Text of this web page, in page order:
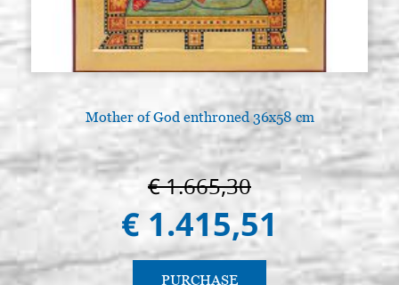
Mother of God enthroned 36x58 cm
€ 1.665,30
€ 1.415,51
PURCHASE